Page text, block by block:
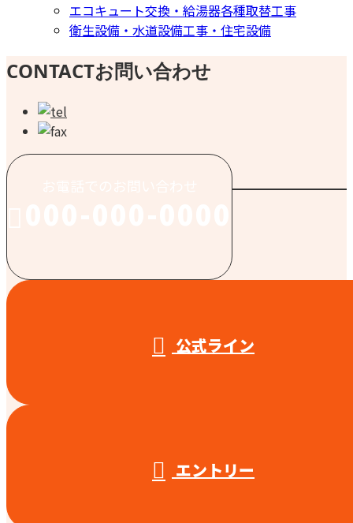
エコキュート交換・給湯器各種取替工事
衛生設備・水道設備工事・住宅設備
CONTACTお問い合わせ
公式ライン
エントリー